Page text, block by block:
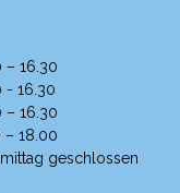
– 16.30
- 16.30
– 16.30
– 18.00
geschlossen